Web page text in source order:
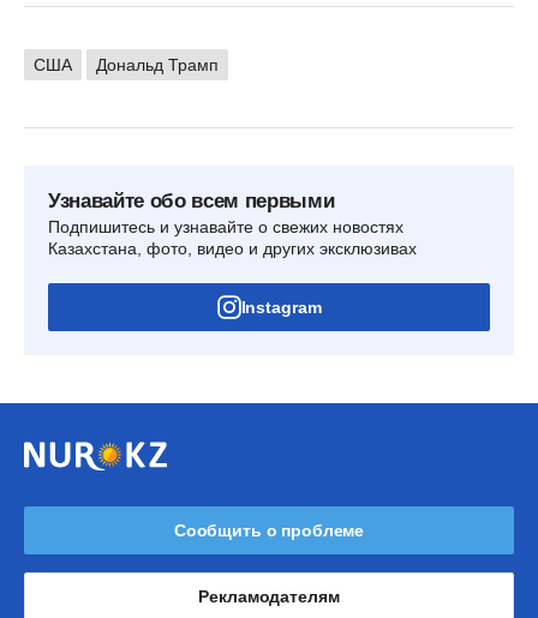
США Дональд Трамп
Узнавайте обо всем первыми
Подпишитесь и узнавайте о свежих новостях
Казахстана, фото, видео и других эксклюзивах
Instagram
Сообщить о проблеме
Рекламодателям